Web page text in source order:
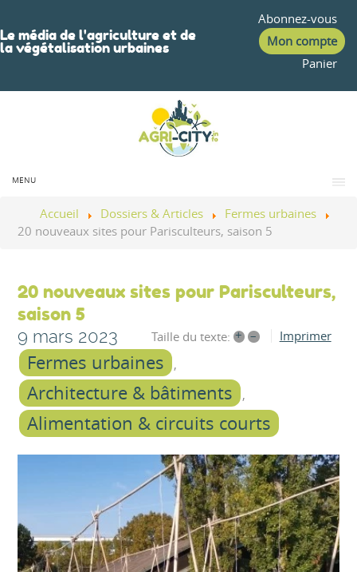
Le média de l'agriculture et de
la végétalisation urbaines
Abonnez-vous
Mon compte
Panier
MENU
Accueil Dossiers & Articles
Fermes urbaines
20 nouveaux sites pour Parisculteurs, saison 5
20 nouveaux sites pour Parisculteurs,
saison 5
9 mars 2023 Taille du texte: + – Imprimer
Fermes urbaines
Architecture & bâtiments
Alimentation & circuits courts